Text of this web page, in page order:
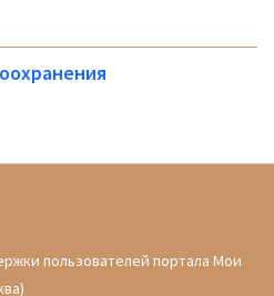
пользователей портала Мои